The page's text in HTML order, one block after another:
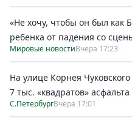
«Не хочу, чтобы он был как
ребенка от падения со
Мировые новостиВчера 17:23
На улице Корнея
7 тыс. «квадратов» асфальта
С.ПетербургВчера 17:01